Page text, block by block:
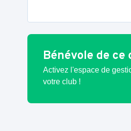
Bénévole de ce
Activez l'espace de
votre club !